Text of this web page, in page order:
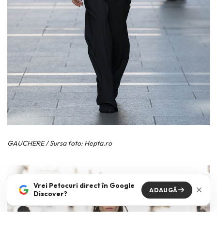
GAUCHERE / Sursa foto: Hepta.ro
Vrei Petocuri direct în Google
Discover?
ADAUGĂ